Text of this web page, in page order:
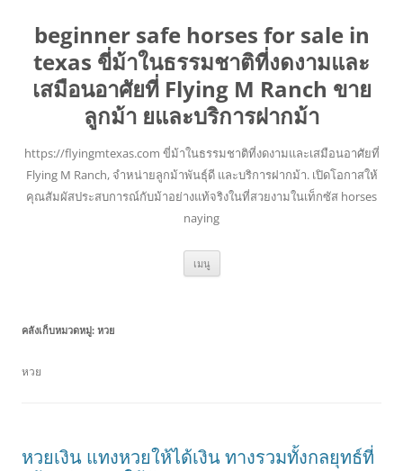
beginner safe horses for sale in
texas ขี่ม้าในธรรมชาติที่งดงามและ
เสมือนอาศัยที่ Flying M Ranch ขาย
ลูกม้า ยและบริการฝากม้า
https://flyingmtexas.com ขี่ม้าในธรรมชาติที่งดงามและเสมือนอาศัยที่
Flying M Ranch, จำหน่ายลูกม้าพันธุ์ดี และบริการฝากม้า. เปิดโอกาสให้
คุณสัมผัสประสบการณ์กับม้าอย่างแท้จริงในที่สวยงามในเท็กซัส horses
naying
เมนู ข้าม
ยัง
คลังเก็บหมวดหมู่: หวย
หวย
หวยเงิน แทงหวยให้ได้เงิน ทางรวมทั้งกลยุทธ์ที่